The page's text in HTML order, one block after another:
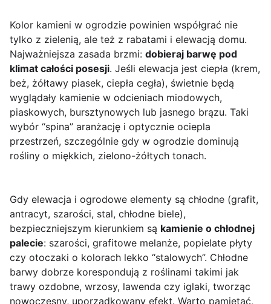
Kolor kamieni w ogrodzie powinien współgrać nie
tylko z zielenią, ale też z rabatami i elewacją domu.
Najważniejsza zasada brzmi: dobieraj barwę pod
klimat całości posesji. Jeśli elewacja jest ciepła (krem,
beż, żółtawy piasek, ciepła cegła), świetnie będą
wyglądały kamienie w odcieniach miodowych,
piaskowych, bursztynowych lub jasnego brązu. Taki
wybór “spina” aranżację i optycznie ociepla
przestrzeń, szczególnie gdy w ogrodzie dominują
rośliny o miękkich, zielono-żółtych tonach.
Gdy elewacja i ogrodowe elementy są chłodne (grafit,
antracyt, szarości, stal, chłodne biele),
bezpieczniejszym kierunkiem są kamienie o chłodnej
palecie: szarości, grafitowe melanże, popielate płyty
czy otoczaki o kolorach lekko “stalowych”. Chłodne
barwy dobrze korespondują z roślinami takimi jak
trawy ozdobne, wrzosy, lawenda czy iglaki, tworząc
nowoczesny, uporządkowany efekt. Warto pamiętać,